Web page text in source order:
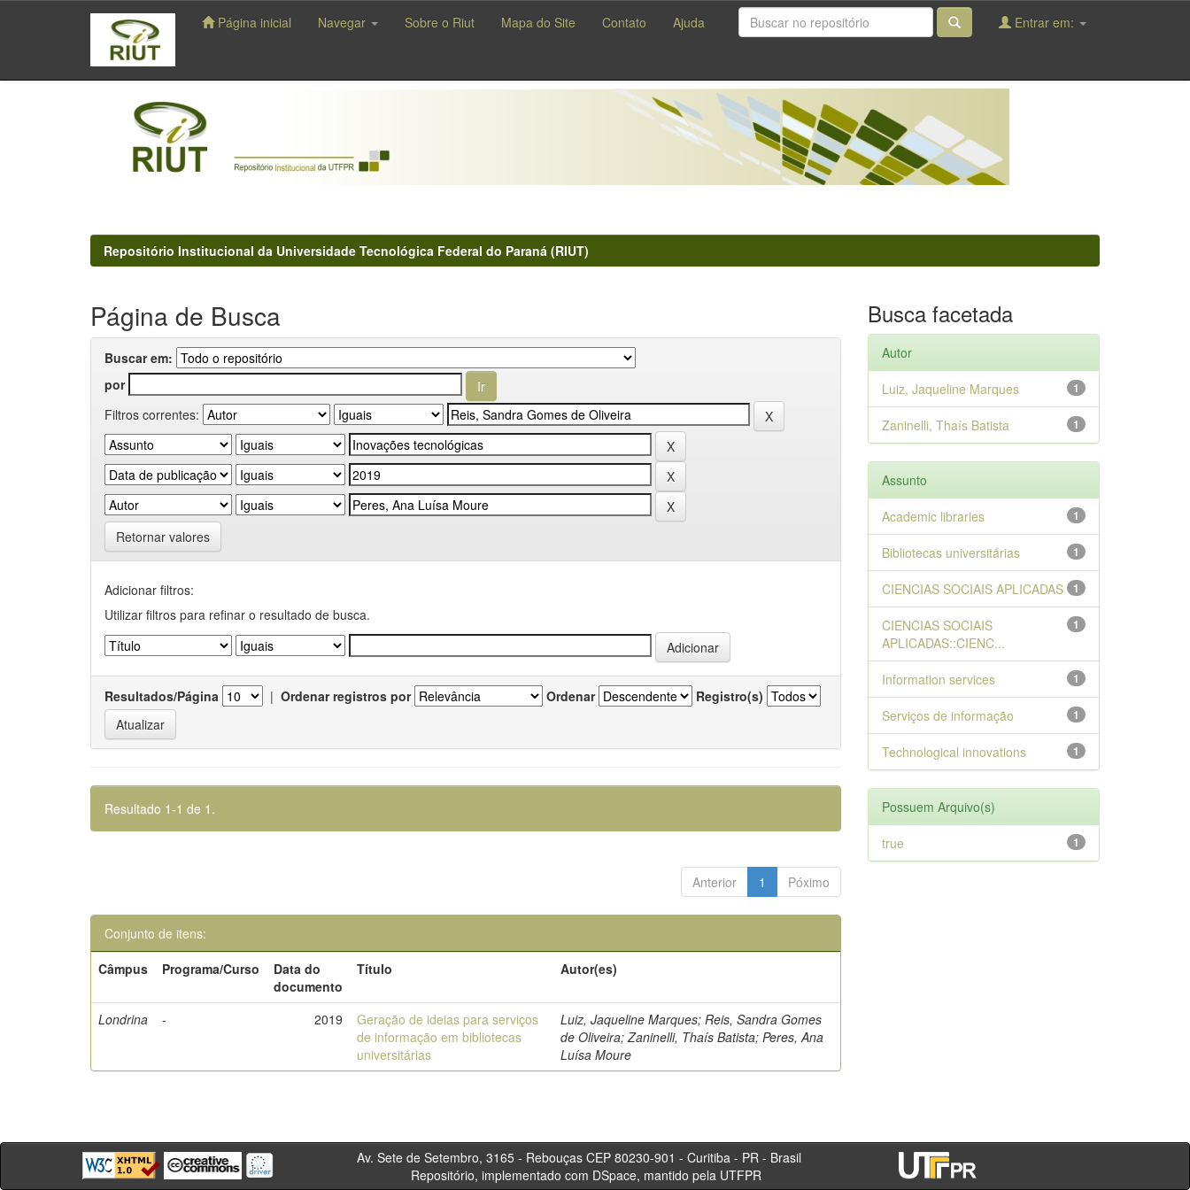
navigation
Página inicial Navegar Sobre o Riut Mapa do Site Contato Ajuda Entrar em:
Repositório Institucional da Universidade Tecnológica Federal do Paraná (RIUT)
Página de Busca
Buscar em:
por
Filtros correntes:
Retornar valores
Adicionar filtros:
Utilizar filtros para refinar o resultado de busca.
Resultados/Página | Ordenar registros por Ordenar Registro(s)
Resultado 1-1 de 1.
Anterior 1 Póximo
Conjunto de itens:
Câmpus
Programa/Curso
Data do
documento
Título Autor(es)
Londrina - 2019
Geração de ideias para serviços
de informação em bibliotecas
universitárias
Luiz, Jaqueline Marques; Reis, Sandra Gomes
de Oliveira; Zaninelli, Thaís Batista; Peres, Ana
Luísa Moure
Busca facetada
Autor
1
Luiz, Jaqueline Marques
1
Zaninelli, Thaís Batista
Assunto
1
Academic libraries
1
Bibliotecas universitárias
1
CIENCIAS SOCIAIS APLICADAS
1
CIENCIAS SOCIAIS
APLICADAS::CIENC...
1
Information services
1
Serviços de informação
1
Technological innovations
Possuem Arquivo(s)
1
true
Av. Sete de Setembro, 3165 - Rebouças CEP 80230-901 - Curitiba - PR - Brasil
Repositório, implementado com DSpace, mantido pela UTFPR